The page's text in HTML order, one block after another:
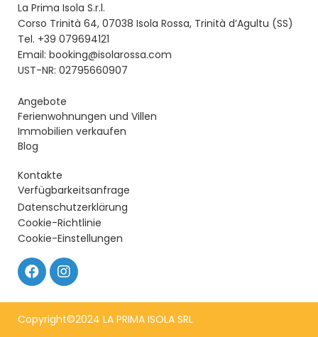
La Prima Isola S.r.l.
Corso Trinità 64, 07038 Isola Rossa, Trinità d’Agultu (SS)
Tel. +39 079694121
Email: booking@isolarossa.com
UST-NR: 02795660907
Angebote
Ferienwohnungen und Villen
Immobilien verkaufen
Blog
Kontakte
Verfügbarkeitsanfrage
Datenschutzerklärung
Cookie-Richtlinie
Cookie-Einstellungen
Copyright©2024 LA PRIMA ISOLA SRL